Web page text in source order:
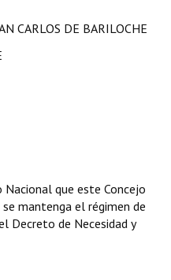
CARLOS DE BARILOCHE
que este Concejo
mantenga el régimen de
Decreto de Necesidad y